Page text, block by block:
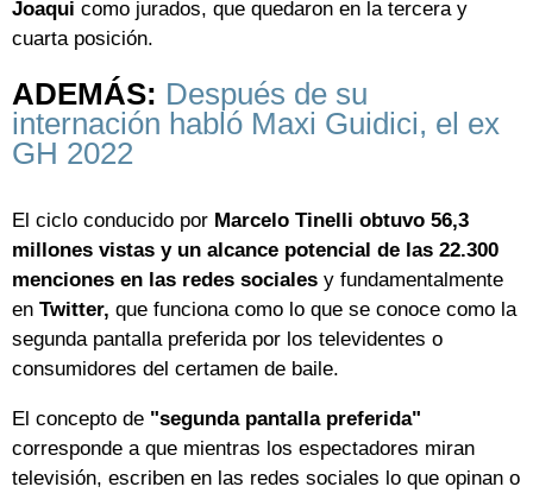
Joaqui como jurados, que quedaron en la tercera y
cuarta posición.
ADEMÁS: Después de su
internación habló Maxi Guidici, el ex
GH 2022
El ciclo conducido por Marcelo Tinelli obtuvo 56,3
millones vistas y un alcance potencial de las 22.300
menciones en las redes sociales y fundamentalmente
en Twitter, que funciona como lo que se conoce como la
segunda pantalla preferida por los televidentes o
consumidores del certamen de baile.
El concepto de "segunda pantalla preferida"
corresponde a que mientras los espectadores miran
televisión, escriben en las redes sociales lo que opinan o